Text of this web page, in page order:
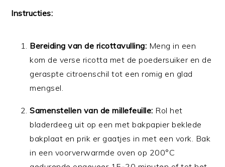
Instructies:
Bereiding van de ricottavulling: Meng in een
kom de verse ricotta met de poedersuiker en de
geraspte citroenschil tot een romig en glad
mengsel.
Samenstellen van de millefeuille: Rol het
bladerdeeg uit op een met bakpapier beklede
bakplaat en prik er gaatjes in met een vork. Bak
in een voorverwarmde oven op 200°C